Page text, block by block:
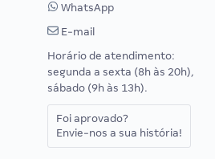
WhatsApp
E-mail
Horário de atendimento:
segunda a sexta (8h às 20h),
sábado (9h às 13h).
Foi aprovado?
Envie-nos a sua história!